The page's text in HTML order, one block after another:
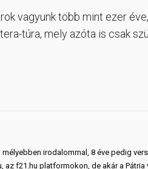
vagyunk több mint ezer
túra, mely azóta is csak
irodalommal, 8 éve pedig
az f21.hu platformokon, de akár a